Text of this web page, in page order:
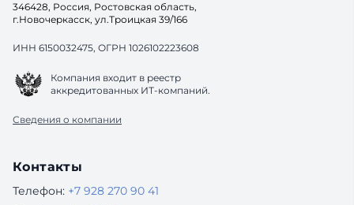
346428, Россия, Ростовская область,
г.Новочеркасск, ул.Троицкая 39/166
ИНН 6150032475, ОГРН 1026102223608
Компания входит в реестр
аккредитованных ИТ-компаний.
Сведения о компании
Контакты
Телефон: +7 928 270 90 41